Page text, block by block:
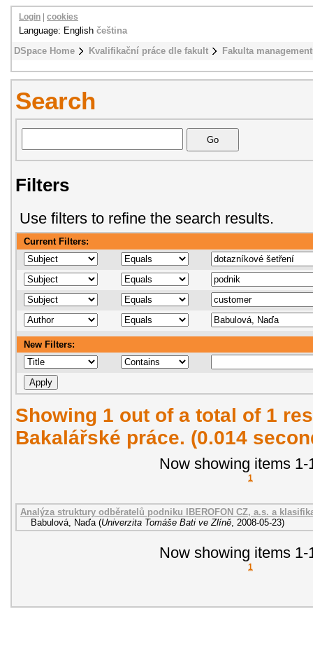
DSpace Home Kvalifikační práce dle fakult Fakulta
Login cookies
Language: English čeština
Search
Filters
Use filters to refine the search results.
Current Filters:
New Filters:
Showing 1 out of a total of 1
Bakalářské práce. (0.014
Now showing items 1-
1
Analýza struktury odběratelů podniku IBEROFON CZ, a.s. a
Babulová, Naďa (Univerzita Tomáše Bati ve Zlíně, 2008-05-23)
Now showing items 1-
1